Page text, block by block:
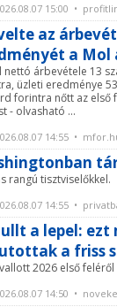
15:00 •
az
a Mol
nettó árbevétele 13
üzleti eredménye
forintra nőtt az első
- olvasható ...
14:55 •
rangú tisztviselőkkel.
14:55 •
a lepel:
a friss
2026 első
14:50 •